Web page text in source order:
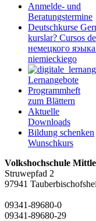
Anmelde- und
Beratungstermine
Deutschkurse
kurslar? Cursos
немецкого яэыка
niemieckiego
Lernangebote
Programmheft
zum Blättern
Aktuelle
Downloads
Bildung schenken
Wunschkurs
Volkshochschule
Struwepfad 2
97941
09341-89680-0
09341-89680-29